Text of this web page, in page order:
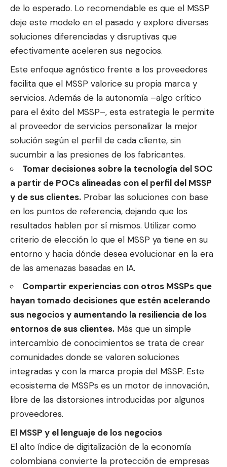
de lo esperado. Lo recomendable es que el MSSP
deje este modelo en el pasado y explore diversas
soluciones diferenciadas y disruptivas que
efectivamente aceleren sus negocios.
Este enfoque agnóstico frente a los proveedores
facilita que el MSSP valorice su propia marca y
servicios. Además de la autonomía –algo crítico
para el éxito del MSSP–, esta estrategia le permite
al proveedor de servicios personalizar la mejor
solución según el perfil de cada cliente, sin
sucumbir a las presiones de los fabricantes.
Tomar decisiones sobre la tecnología del SOC
a partir de POCs alineadas con el perfil del MSSP
y de sus clientes. Probar las soluciones con base
en los puntos de referencia, dejando que los
resultados hablen por sí mismos. Utilizar como
criterio de elección lo que el MSSP ya tiene en su
entorno y hacia dónde desea evolucionar en la era
de las amenazas basadas en IA.
Compartir experiencias con otros MSSPs que
hayan tomado decisiones que estén acelerando
sus negocios y aumentando la resiliencia de los
entornos de sus clientes. Más que un simple
intercambio de conocimientos se trata de crear
comunidades donde se valoren soluciones
integradas y con la marca propia del MSSP. Este
ecosistema de MSSPs es un motor de innovación,
libre de las distorsiones introducidas por algunos
proveedores.
El MSSP y el lenguaje de los negocios
El alto índice de digitalización de la economía
colombiana convierte la protección de empresas